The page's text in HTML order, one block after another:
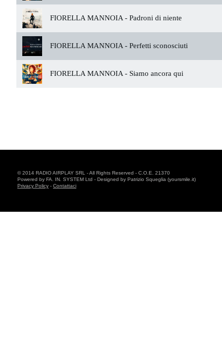
FIORELLA MANNOIA - Padroni di niente
FIORELLA MANNOIA - Perfetti sconosciuti
FIORELLA MANNOIA - Siamo ancora qui
© 2014 RADIO AIRPLAY SRL - All Rights Reserved - C.O.E. 21370
Powered by FA. IN. SYSTEM Ltd - Designed by Patrizio Squeglia (yoursmile.it)
Privacy Policy - Contattaci